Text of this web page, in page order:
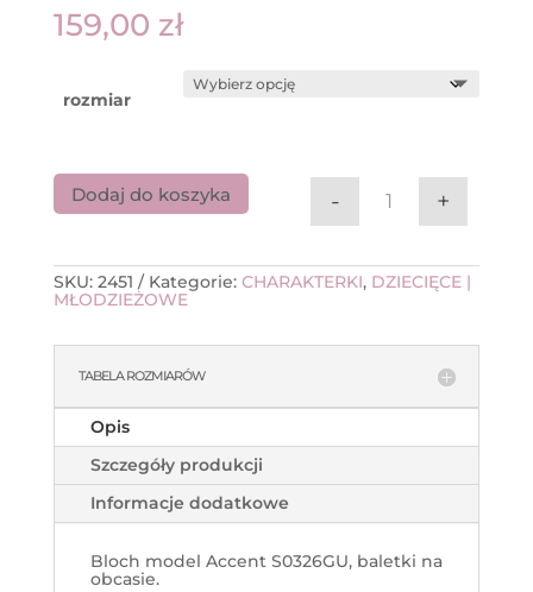
159,00 zł
rozmiar
ilość Baletki na
- +
Dodaj do koszyka
SKU: 2451 Kategorie: CHARAKTERKI, DZIECIĘCE |
MŁODZIEŻOWE
TABELA ROZMIARÓW
Opis
Szczegóły produkcji
Informacje dodatkowe
Bloch model Accent S0326GU, baletki na
obcasie.